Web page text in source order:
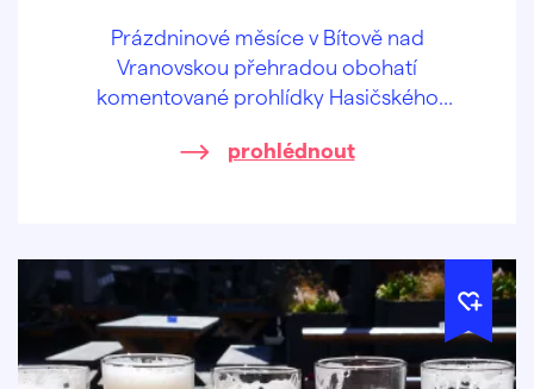
Prázdninové měsíce v Bítově nad
Vranovskou přehradou obohatí
komentované prohlídky Hasičského
prohlédnout